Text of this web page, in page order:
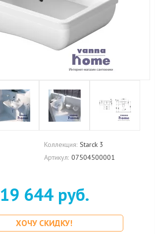
Коллекция: Starck 3
Артикул: 07504500001
19 644 руб.
ХОЧУ СКИДКУ!